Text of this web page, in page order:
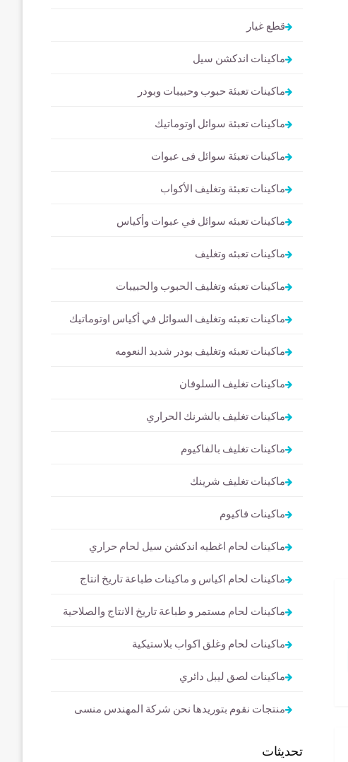
قطع غيار
ماكينات اندكشن سيل
ماكينات تعبئة حبوب وحبيبات وبودر
ماكينات تعبئة سوائل اوتوماتيك
ماكينات تعبئة سوائل فى عبوات
ماكينات تعبئة وتغليف الأكواب
ماكينات تعبئه سوائل في عبوات وأكياس
ماكينات تعبئه وتغليف
ماكينات تعبئه وتغليف الحبوب والحبيبات
ماكينات تعبئه وتغليف السوائل في أكياس اوتوماتيك
ماكينات تعبئه وتغليف بودر شديد النعومه
ماكينات تغليف السلوفان
ماكينات تغليف بالشرنك الحراري
ماكينات تغليف بالفاكيوم
ماكينات تغليف شرينك
ماكينات فاكيوم
ماكينات لحام اغطيه اندكشن سيل لحام حراري
ماكينات لحام اكياس و ماكينات طباعة تاريخ انتاج
ماكينات لحام مستمر و طباعة تاريخ الانتاج والصلاحية
ماكينات لحام وغلق اكواب بلاستيكية
ماكينات لصق ليبل دائري
منتجات نقوم بتوريدها نحن شركة المهندس منسى
تحديثات